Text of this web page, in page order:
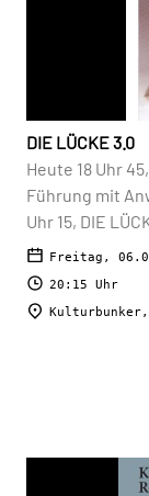
DIE LÜCKE 3.0
Heute 18 Uhr
Führung mit
Uhr 15, DIE
Freitag,
20:15 Uhr